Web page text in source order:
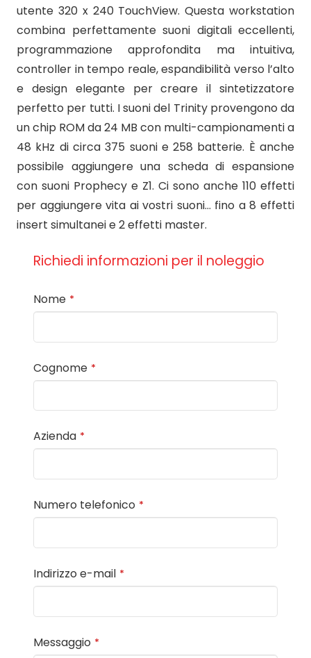
utente 320 x 240 TouchView. Questa workstation
combina perfettamente suoni digitali eccellenti,
programmazione approfondita ma intuitiva,
controller in tempo reale, espandibilità verso l’alto
e design elegante per creare il sintetizzatore
perfetto per tutti. I suoni del Trinity provengono da
un chip ROM da 24 MB con multi-campionamenti a
48 kHz di circa 375 suoni e 258 batterie. È anche
possibile aggiungere una scheda di espansione
con suoni Prophecy e Z1. Ci sono anche 110 effetti
per aggiungere vita ai vostri suoni… fino a 8 effetti
insert simultanei e 2 effetti master.
Richiedi informazioni per il noleggio
Nome *
Cognome *
Azienda *
Numero telefonico *
Indirizzo e-mail *
Messaggio *